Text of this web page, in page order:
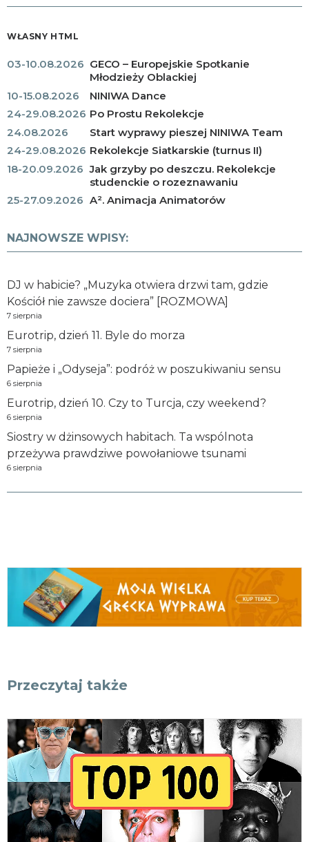
WŁASNY HTML
03-10.08.2026 GECO – Europejskie Spotkanie
Młodzieży Oblackiej
10-15.08.2026
NINIWA Dance
24-29.08.2026 Po Prostu Rekolekcje
24.08.2026
Start wyprawy pieszej NINIWA Team
24-29.08.2026 Rekolekcje Siatkarskie (turnus II)
18-20.09.2026 Jak grzyby po deszczu. Rekolekcje
studenckie o rozeznawaniu
25-27.09.2026 A². Animacja Animatorów
NAJNOWSZE WPISY:
DJ w habicie? „Muzyka otwiera drzwi tam, gdzie
Kościół nie zawsze dociera” [ROZMOWA]
7 sierpnia
Eurotrip, dzień 11. Byle do morza
7 sierpnia
Papieże i „Odyseja”: podróż w poszukiwaniu sensu
6 sierpnia
Eurotrip, dzień 10. Czy to Turcja, czy weekend?
6 sierpnia
Siostry w dżinsowych habitach. Ta wspólnota
przeżywa prawdziwe powołaniowe tsunami
6 sierpnia
Przeczytaj także